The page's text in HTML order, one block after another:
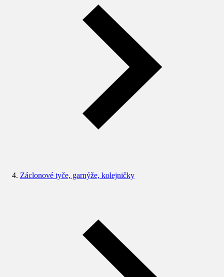
Záclonové tyče, garnýže, kolejničky